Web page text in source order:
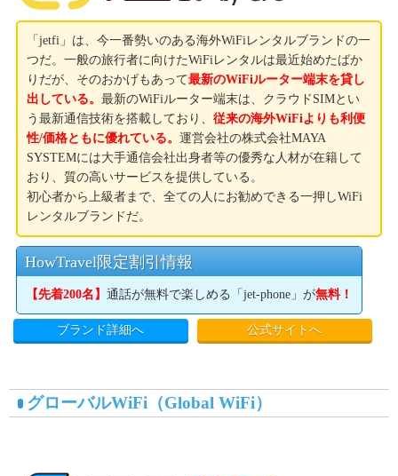
「jetfi」は、今一番勢いのある海外WiFiレンタルブランドの一
つだ。一般の旅行者に向けたWiFiレンタルは最近始めたばか
りだが、そのおかげもあって最新のWiFiルーター端末を貸し
出している。最新のWiFiルーター端末は、クラウドSIMとい
う最新通信技術を搭載しており、従来の海外WiFiよりも利便
性/価格ともに優れている。運営会社の株式会社MAYA
SYSTEMには大手通信会社出身者等の優秀な人材が在籍して
おり、質の高いサービスを提供している。
初心者から上級者まで、全ての人にお勧めできる一押しWiFi
レンタルブランドだ。
HowTravel限定割引情報
【先着200名】通話が無料で楽しめる「jet-phone」が無料！
ブランド詳細へ 公式サイトへ
グローバルWiFi（Global WiFi）